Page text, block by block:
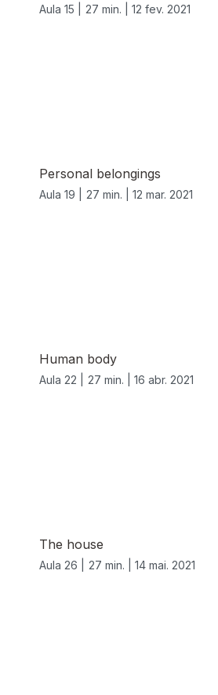
Aula 15 | 27 min. | 12 fev. 2021
Personal belongings
Aula 19 | 27 min. | 12 mar. 2021
Human body
Aula 22 | 27 min. | 16 abr. 2021
The house
Aula 26 | 27 min. | 14 mai. 2021